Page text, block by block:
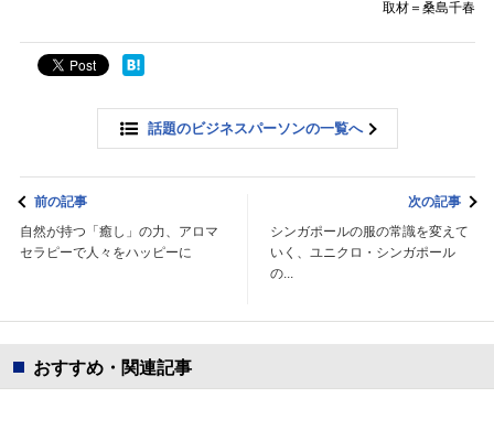
取材＝桑島千春
話題のビジネスパーソンの一覧へ
前の記事
自然が持つ「癒し」の力、アロマ
セラピーで人々をハッピーに
次の記事
シンガポールの服の常識を変えて
いく、ユニクロ・シンガポール
の...
おすすめ・関連記事